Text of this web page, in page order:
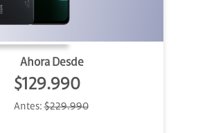
Ahora Desde
$129.990
Antes:$229.990